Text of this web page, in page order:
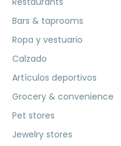
Bars & taprooms
Ropa y vestuario
Calzado
Artículos deportivos
Grocery & convenience
Pet stores
Jewelry stores